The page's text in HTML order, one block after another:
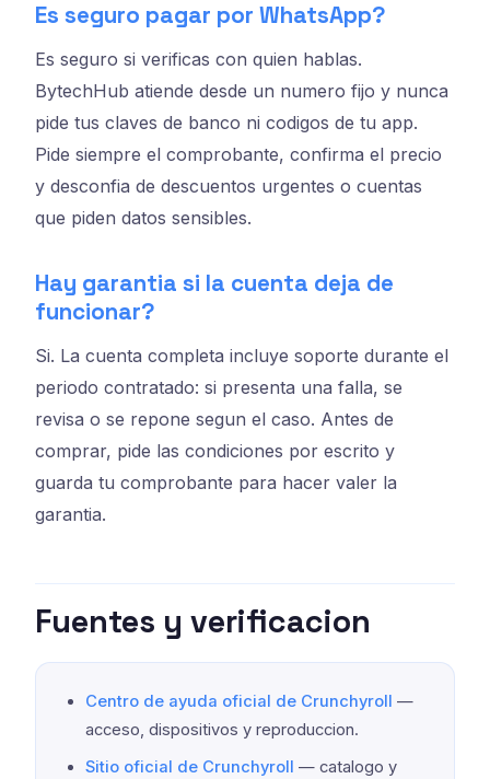
Es seguro pagar por WhatsApp?
Es seguro si verificas con quien hablas.
BytechHub atiende desde un numero fijo y nunca
pide tus claves de banco ni codigos de tu app.
Pide siempre el comprobante, confirma el precio
y desconfia de descuentos urgentes o cuentas
que piden datos sensibles.
Hay garantia si la cuenta deja de
funcionar?
Si. La cuenta completa incluye soporte durante el
periodo contratado: si presenta una falla, se
revisa o se repone segun el caso. Antes de
comprar, pide las condiciones por escrito y
guarda tu comprobante para hacer valer la
garantia.
Fuentes y verificacion
Centro de ayuda oficial de Crunchyroll —
acceso, dispositivos y reproduccion.
Sitio oficial de Crunchyroll — catalogo y